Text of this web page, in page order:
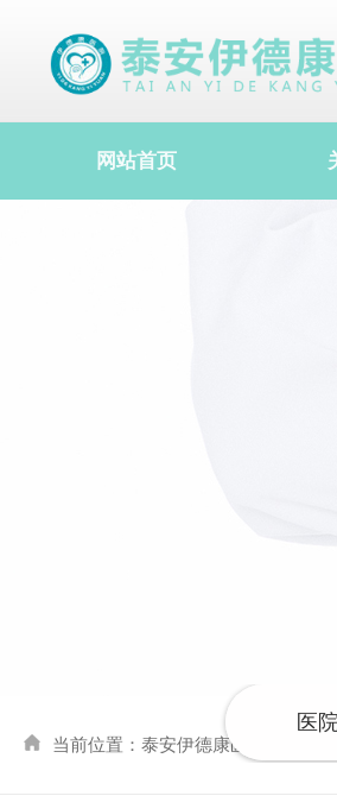
网站首页
医
当前位置： 泰安伊德康医院